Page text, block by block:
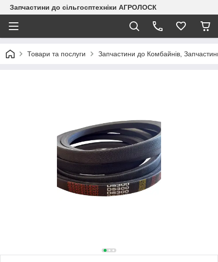
Запчастини до сільгосптехніки АГРОЛОСК
Товари та послуги Запчастини до Комбайнів,